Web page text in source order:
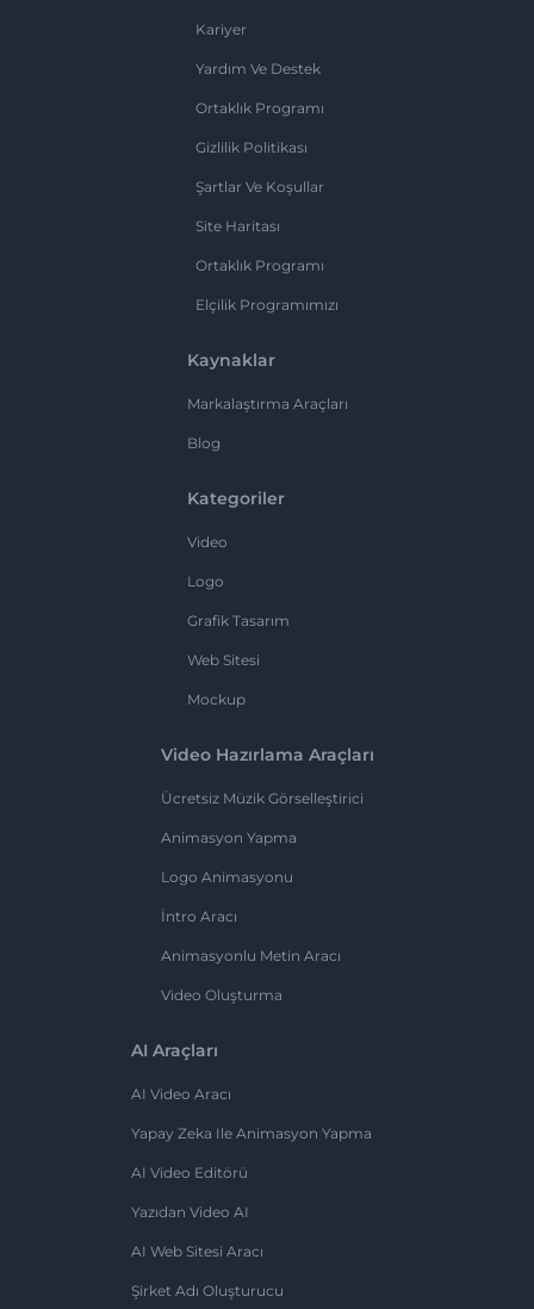
Kariyer
Yardım Ve Destek
Ortaklık Programı
Gizlilik Politikası
Şartlar Ve Koşullar
Site Haritası
Ortaklık Programı
Elçilik Programımızı
Kaynaklar
Markalaştırma Araçları
Blog
Kategoriler
Video
Logo
Grafik Tasarım
Web Sitesi
Mockup
Video Hazırlama Araçları
Ücretsiz Müzik Görselleştirici
Animasyon Yapma
Logo Animasyonu
İntro Aracı
Animasyonlu Metin Aracı
Video Oluşturma
AI Araçları
AI Video Aracı
Yapay Zeka Ile Animasyon Yapma
AI Video Editörü
Yazıdan Video AI
AI Web Sitesi Aracı
Şirket Adı Oluşturucu